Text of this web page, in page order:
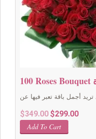
$349.00 Original
price
was:
$299.00Current
Add To Cart